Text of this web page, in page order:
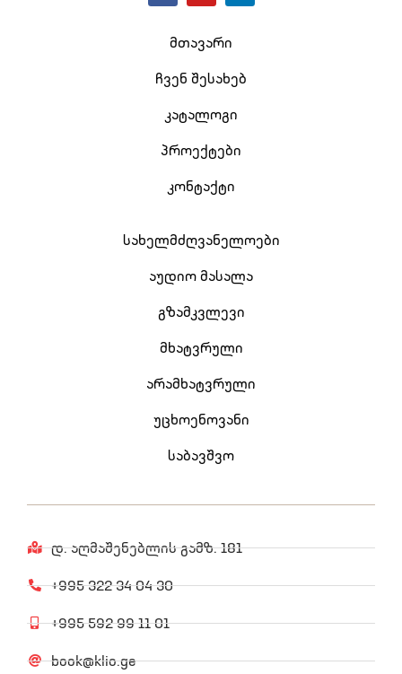
მთავარი
ჩვენ შესახებ
კატალოგი
პროექტები
კონტაქტი
სახელმძღვანელოები
აუდიო მასალა
გზამკვლევი
მხატვრული
არამხატვრული
უცხოენოვანი
საბავშვო
დ. აღმაშენებლის გამზ. 181
+995 322 34 04 30
+995 592 99 11 01
book@klio.ge